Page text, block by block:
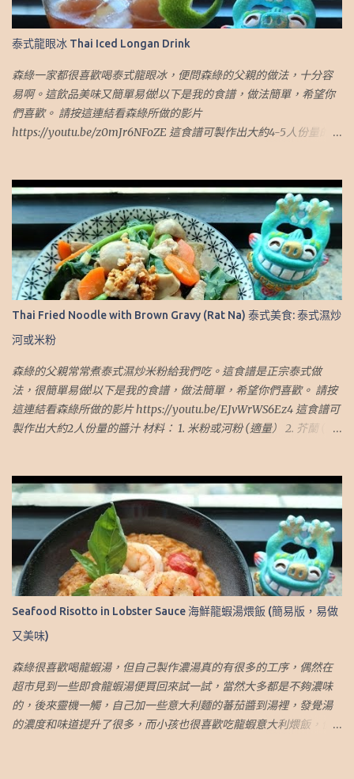
泰式龍眼冰 Thai Iced Longan Drink
森綠一家都很喜歡喝泰式龍眼冰，便問森綠的父親的做法，十分容
易啊。這飲品美味又簡單易做!以下是我的食譜，做法簡單，希望你
們喜歡。 請按這連結看森綠所做的影片
https://youtu.be/z0mJr6NFoZE 這食譜可製作出大約4-5人份量的煎
一鍋水，加入桂圓肉 2. 蓋上蓋子，但留下一個小縫。 中火煮15分鐘
3. 然後用小火再煮15分鐘 4. 加入切好的班蘭葉、椰糖和冰糖 5. 用小
火再煮30分鐘 6. 熄火，蓋上蓋子焗 30-60 分鐘 7. 取出香蘭葉，並將
飲料放入冰箱冷卻。 然後就完成了！ 8. 飲用時加少許冰便完成了！
個人心得： 1. 因這飲品是需要加冰，糖的份量較多。如不加冰，可
以調整糖的份量或水來減低甜度 我也有寫Blog介紹旅遊，有興趣可
到這網址： http://travel.sumlook.com ~.~Recipe of Thai Iced
Longan Drink~.~.~ Sumlook family loves Thai Iced Longan Drink.
So I have asked my father for the recipe and it is very easy to
Please click on this link to see my video:
https://youtu.be/z0mJr6NFoZE This recipe can make 4-5 persons
portion Ingredients: 1. Dried Longan (1.5 cups) 2. Coconut
Sugar（2.5 Tbsp） 3. Rock Sugar（2.5 Tbsp） 4. Pandan Leaves（6
Thai Fried Noodle with Brown Gravy (Rat Na) 泰式美食: 泰式濕炒
河或米粉
森綠的父親常常煮泰式濕炒米粉給我們吃。這食譜是正宗泰式做
法，很簡單易做!以下是我的食譜，做法簡單，希望你們喜歡。 請按
這連結看森綠所做的影片 https://youtu.be/EJvWrWS6Ez4 這食譜可
製作出大約2人份量的醬汁 材料： 1. 米粉或河粉 (適量） 2. 芥蘭 (適
白胡椒粉 (適量） 11. 粟粉 (適量） 12. 蔴油 (適量） 13. 熱水 (1.5-2杯)
*豬肉先用醬油 、糖和油醃好 做法： 1.首先處理好材料: 1.1 豬肉先用
醬油 、糖和油醃好 1.2 用沸水煮草菇5分鐘，去除水上面的泡沫 1.3
先把芥蘭的大葉子切下，去掉莖皮，並將主莖切成合適的大小。將
花的部分去掉，在莖的末端剪一個小縫 1.4 將米粉放入沸水中，將米
粉鬆開，然後關火。將米粉浸在熱水中至軟身，然後瀝乾。用中火
炒米炒，加少許醬油調味。將米粉煎成餅狀，煎至兩面有些酥脆 2.
製作芡汁 2.1 炒大蒜和炒豬肉至 80% 熟 2.2 加入芥蘭的莖和甘荀.胡
蘿蔔，略炒 2.3 加入熱水 2.4 加入草菇 2.5 用普寧豆醬、醬油和糖調
粉水勾芡，直至你喜歡的稠度 2.9 加入一些麻油（可選）然後醬汁就
完成了 3. 把醬汁淋在河粉或米粉上，加上少許炸過的蒜蓉（可選）
4. 這樣便完成了！ 個人心得： 1. 蔬菜、肉類的選擇和分量可按個人
喜好 我也有寫Blog介紹旅遊，有興趣可到這網址：
Seafood Risotto in Lobster Sauce 海鮮龍蝦湯煨飯 (簡易版，易做
又美味)
森綠很喜歡喝龍蝦湯，但自己製作濃湯真的有很多的工序，偶然在
超市見到一些即食龍蝦湯便買回來試一試，當然大多都是不夠濃味
的，後來靈機一觸，自己加一些意大利麵的蕃茄醬到湯裡，發覺湯
的濃度和味道提升了很多，而小孩也很喜歡吃龍蝦意大利煨飯，便